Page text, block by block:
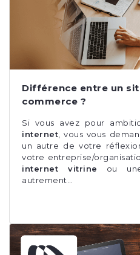
Différence entre un
commerce ?
Si vous avez pour
internet , vous vous
un autre de votre
votre entreprise/
internet vitrine
ou
autrement…